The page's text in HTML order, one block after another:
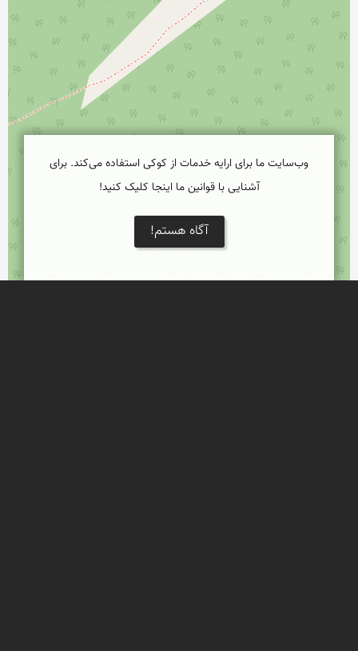
وب‌سایت ما برای ارایه خدمات از کوکی استفاده می‌کند. برای
آشنایی با قوانین ما اینجا کلیک کنید!
آگاه هستم!